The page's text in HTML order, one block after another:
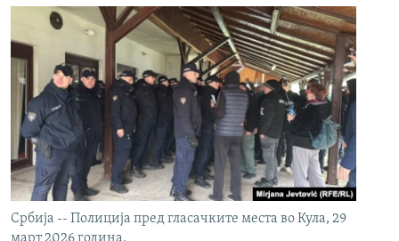
Србија -- Полиција пред гласачките места во Кула, 29
март 2026 година.